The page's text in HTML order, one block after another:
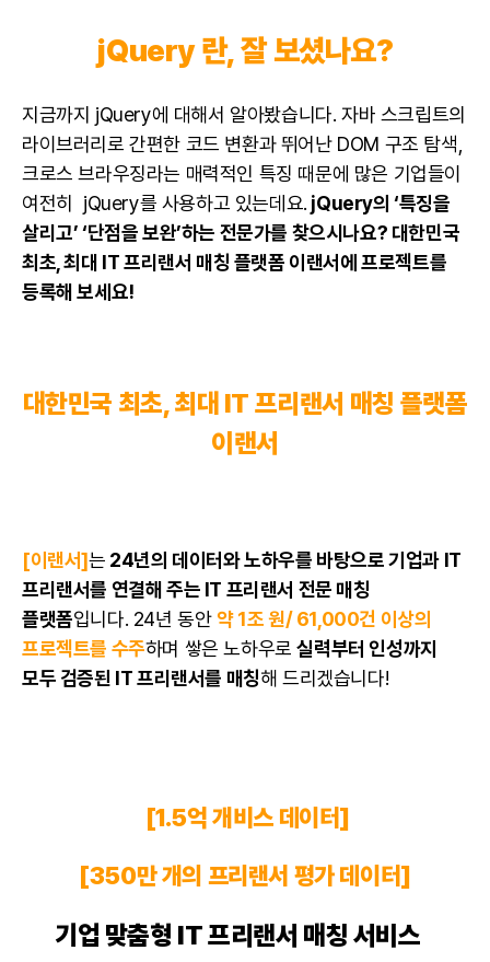
jQuery 란, 잘 보셨나요?
지금까지 jQuery에 대해서 알아봤습니다. 자바 스크립트의
라이브러리로 간편한 코드 변환과 뛰어난 DOM 구조 탐색,
크로스 브라우징라는 매력적인 특징 때문에 많은 기업들이
여전히 jQuery를 사용하고 있는데요. jQuery의 ‘특징을
살리고’ ‘단점을 보완’하는 전문가를 찾으시나요? 대한민국
최초, 최대 IT 프리랜서 매칭 플랫폼 이랜서에프로젝트를
등록해 보세요!
대한민국 최초, 최대 IT 프리랜서 매칭 플랫폼
이랜서
[이랜서]는 24년의 데이터와 노하우를 바탕으로 기업과 IT
프리랜서를 연결해 주는 IT 프리랜서 전문 매칭
플랫폼입니다. 24년 동안약 1조 원/ 61,000건 이상의
프로젝트를 수주하며 쌓은 노하우로실력부터 인성까지
모두 검증된 IT 프리랜서를 매칭해 드리겠습니다!
[1.5억 개비스 데이터]
[350만 개의 프리랜서 평가 데이터]
기업 맞춤형 IT 프리랜서 매칭 서비스